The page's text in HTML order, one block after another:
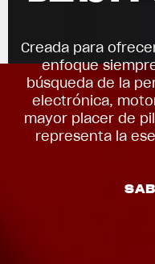
Creada para
enfoque
búsqueda de la
electrónica,
mayor placer de
representa la